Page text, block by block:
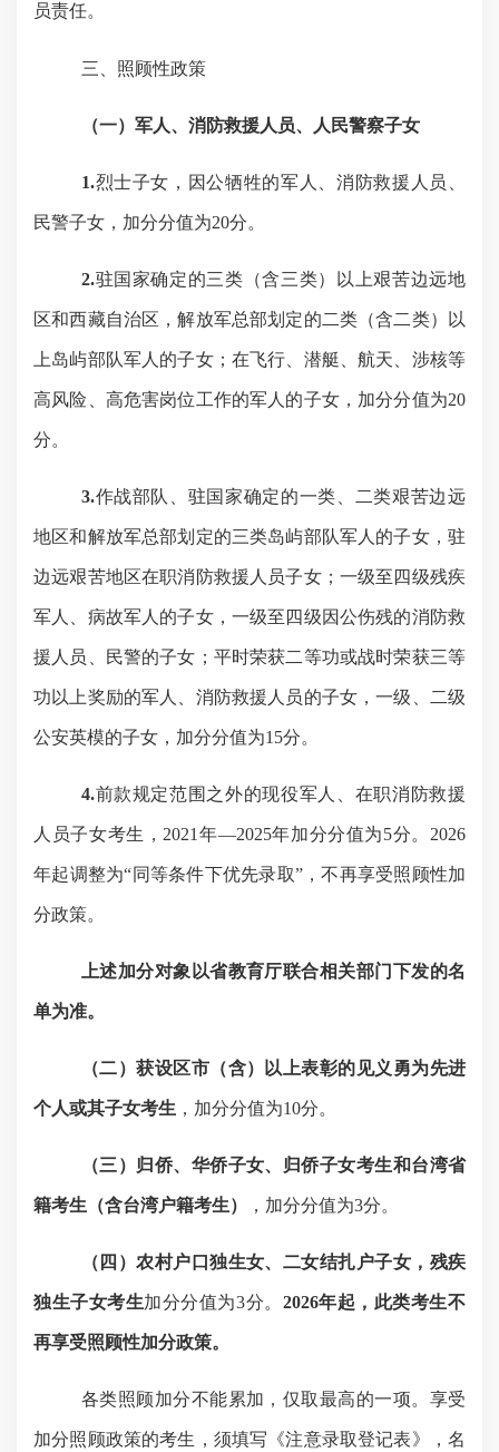
员责任。
三、 照顾性政策
（一）军人、消防救援人员、人民警察子女
1.烈士子女，因公牺牲的军人、消防救援人员、
民警子女，加分分值为20分。
2.驻国家确定的三类（含三类）以上艰苦边远地
区和西藏自治区，解放军总部划定的二类（含二类）以
上岛屿部队军人的子女；在飞行、潜艇、航天、涉核等
高风险、高危害岗位工作的军人的子女，加分分值为20
分。
3.作战部队、驻国家确定的一类、二类艰苦边远
地区和解放军总部划定的三类岛屿部队军人的子女，驻
边远艰苦地区在职消防救援人员子女；一级至四级残疾
军人、病故军人的子女，一级至四级因公伤残的消防救
援人员、民警的子女；平时荣获二等功或战时荣获三等
功以上奖励的军人、消防救援人员的子女，一级、二级
公安英模的子女，加分分值为15分。
4.前款规定范围之外的现役军人、在职消防救援
人员子女考生， 2021 年—2025年加分分值为5分。 2026
年起调整为“同等条件下优先录取”，不再享受照顾性加
分政策。
上述加分对象以省教育厅联合相关部门下发的名
单为准。
（二）获设区市（含）以上表彰的见义勇为先进
个人或其子女考生 ，加分分值为10分。
（三）归侨、华侨子女、归侨子女考生和台湾省
籍考生（含台湾户籍考生） ，加分分值为3分。
（ 四 ）农村户口独生女、二女结扎户子女，残疾
独生子女考生加分分值为3分。 2026年起，此类考生不
再享受照顾性加分政策。
各类照顾加分不能累加，仅取最高的一项。享受
加分照顾政策的考生，须填写《注意录取登记表》，名